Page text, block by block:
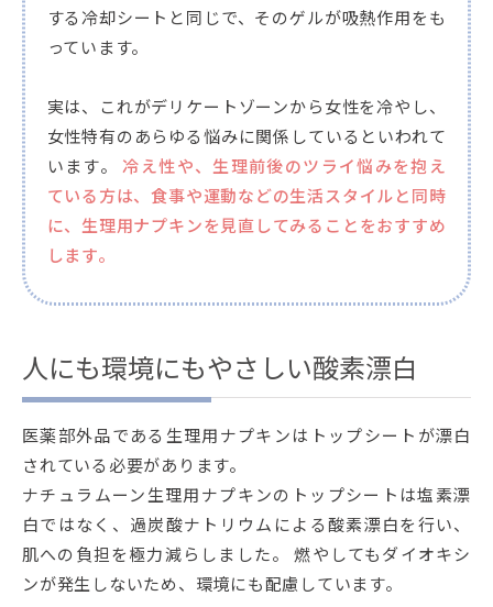
する冷却シートと同じで、そのゲルが吸熱作用をも
っています。
実は、これがデリケートゾーンから女性を冷やし、
女性特有のあらゆる悩みに関係しているといわれて
います。 冷え性や、生理前後のツライ悩みを抱え
ている方は、食事や運動などの生活スタイルと同時
に、生理用ナプキンを見直してみることをおすすめ
します。
人にも環境にもやさしい酸素漂白
医薬部外品である生理用ナプキンはトップシートが漂白
されている必要があります。
ナチュラムーン生理用ナプキンのトップシートは塩素漂
白ではなく、過炭酸ナトリウムによる酸素漂白を行い、
肌への負担を極力減らしました。 燃やしてもダイオキシ
ンが発生しないため、環境にも配慮しています。